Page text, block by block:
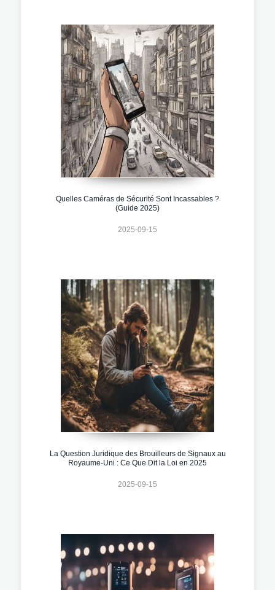
Quelles Caméras de Sécurité Sont Incassables ?
(Guide 2025)
2025-09-15
La Question Juridique des Brouilleurs de Signaux au
Royaume-Uni : Ce Que Dit la Loi en 2025
2025-09-15